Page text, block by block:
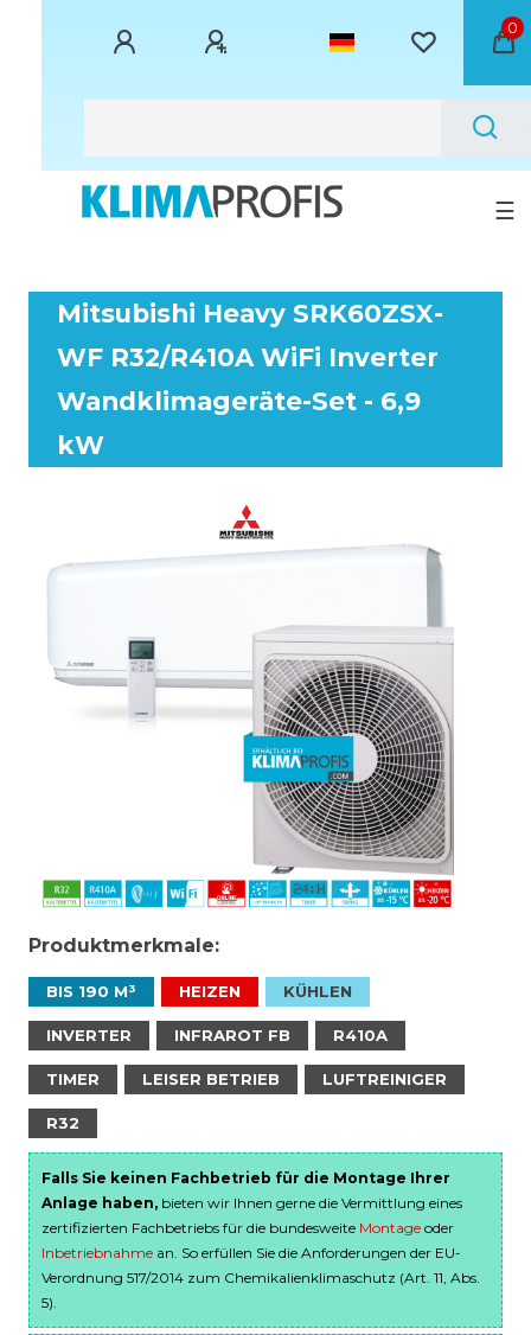
0
☰
Mitsubishi Heavy SRK60ZSX-
WF R32/R410A WiFi Inverter
Wandklimageräte-Set - 6,9
kW
Produktmerkmale:
BIS 190 M³ HEIZEN KÜHLEN
INVERTER INFRAROT FB R410A
TIMER LEISER BETRIEB LUFTREINIGER
R32
Falls Sie keinen Fachbetrieb für die Montage Ihrer
Anlage haben, bieten wir Ihnen gerne die Vermittlung eines
zertifizierten Fachbetriebs für die bundesweite Montage oder
Inbetriebnahme an. So erfüllen Sie die Anforderungen der EU-
Verordnung 517/2014 zum Chemikalienklimaschutz (Art. 11, Abs.
5).